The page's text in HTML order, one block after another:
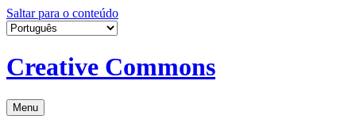
Saltar para o conteúdo
Creative Commons
Menu